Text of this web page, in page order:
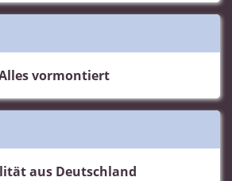
vormontiert
aus Deutschland